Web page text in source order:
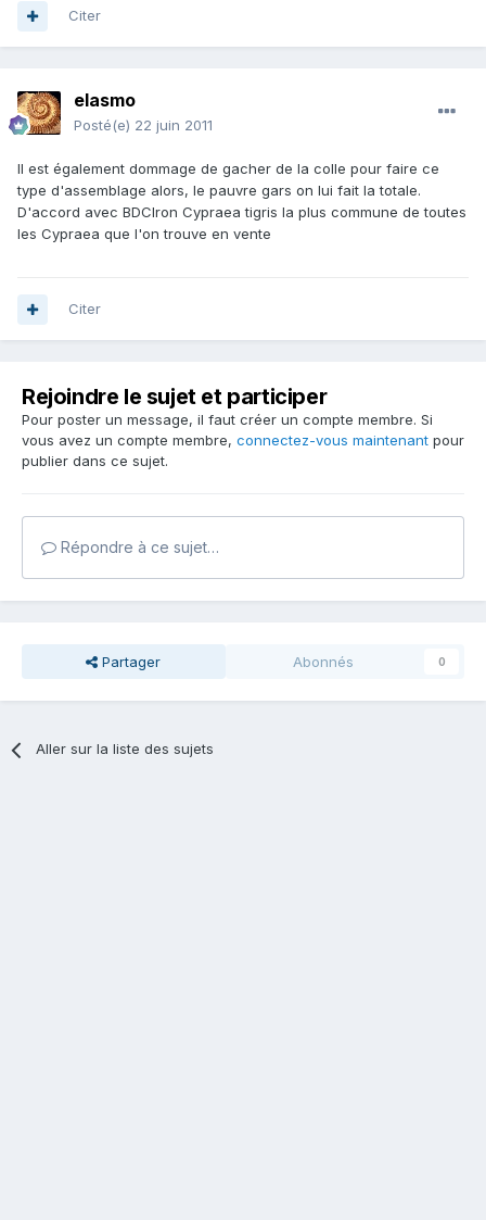
Citer
elasmo
Posté(e) 22 juin 2011
Il est également dommage de gacher de la colle pour faire ce
type d'assemblage alors, le pauvre gars on lui fait la totale.
D'accord avec BDCIron Cypraea tigris la plus commune de toutes
les Cypraea que l'on trouve en vente
Citer
Rejoindre le sujet et participer
Pour poster un message, il faut créer un compte membre. Si
vous avez un compte membre, connectez-vous maintenant pour
publier dans ce sujet.
Répondre à ce sujet…
Partager Abonnés 0
Aller sur la liste des sujets